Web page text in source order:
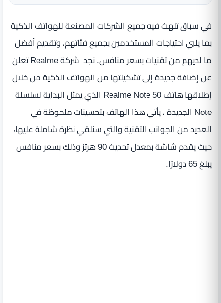
في سباق تلهث فيه جميع الشركات المصنعة للهواتف الذكية
بما يلبي احتياجات المستخدمين بجميع فئاتهم، وتقديم أفضل
ما لديهم من تقنيات بسعر منافس. نجد شركة Realme تعلن
عن إضافة جديدة إلى تشكيلتها من الهواتف الذكية من خلال
إطلاقها هاتف Realme Note 50 الذي يمثل البداية لسلسلة
Note الجديدة ، يأتي هذا الهاتف بتحسينات ملحوظة في
العديد من الجوانب التقنية والتي سنلقي نظرة شاملة عليها،
حيث يقدم شاشة بمعدل تحديث 90 هرتز وذلك بسعر منافس
يبلغ 65 دولارًا.